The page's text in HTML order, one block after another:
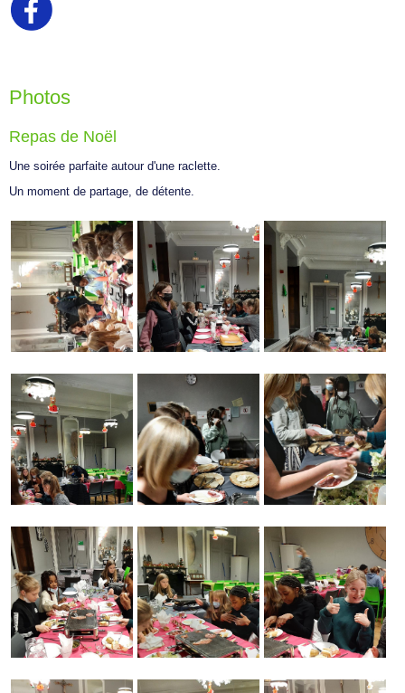
Photos
Repas de Noël
Une soirée parfaite autour d'une raclette.
Un moment de partage, de détente.